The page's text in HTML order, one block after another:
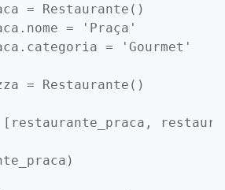
= Restaurante()
= 'Praça'
= 'Gourmet'
= Restaurante()